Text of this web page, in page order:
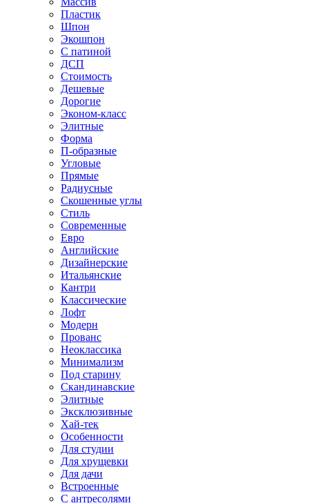
Пластик
Шпон
Экошпон
С патиной
ДСП
Стоимость
Дешевые
Дорогие
Эконом-класс
Элитные
Форма
П-образные
Угловые
Прямые
Радиусные
Скошенные углы
Стиль
Современные
Евро
Английские
Дизайнерские
Итальянские
Кантри
Классические
Лофт
Модерн
Прованс
Неоклассика
Минимализм
Под старину
Скандинавские
Элитные
Эксклюзивные
Хай-тек
Особенности
Для студии
Для хрущевки
Для дачи
Встроенные
С антресолями